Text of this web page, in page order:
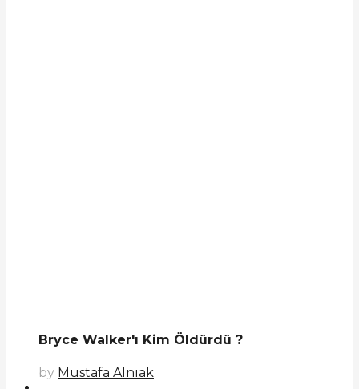
Bryce Walker'ı Kim Öldürdü ?
by Mustafa Alnıak